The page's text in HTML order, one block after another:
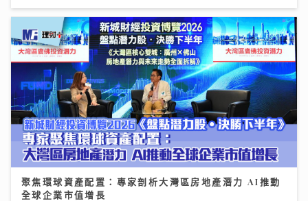
聚焦環球資產配置：專家剖析大灣區房地產潛力 AI推動
全球企業市值增長